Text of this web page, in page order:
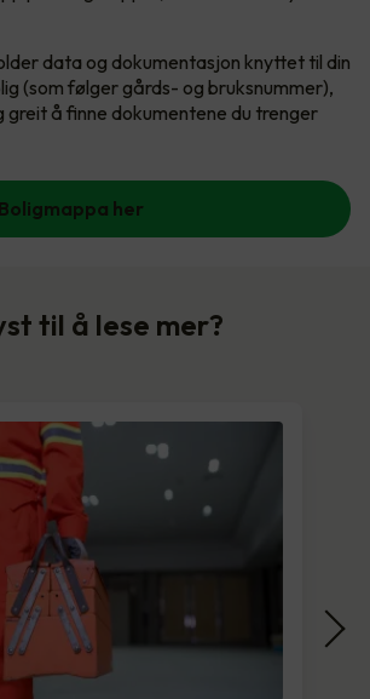
data og dokumentasjon knyttet til din
(som følger gårds- og bruksnummer),
greit å finne dokumentene du trenger
her
til å lese mer?